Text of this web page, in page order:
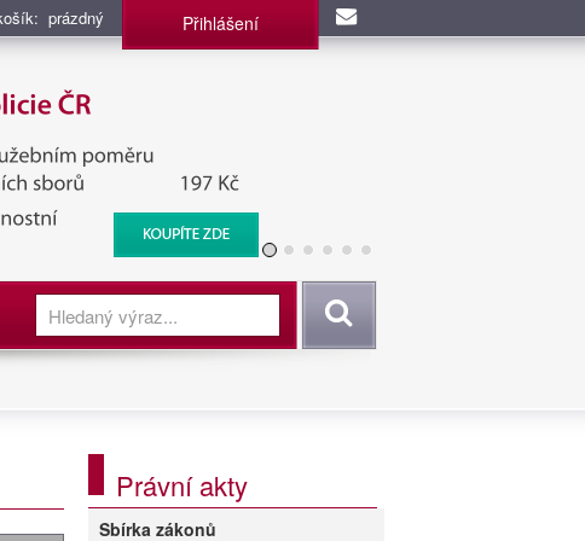
prázdný Přihlášení
služba, BIS, Zpravodajské
Vyhledat
Právní akty
Sbírka zákonů